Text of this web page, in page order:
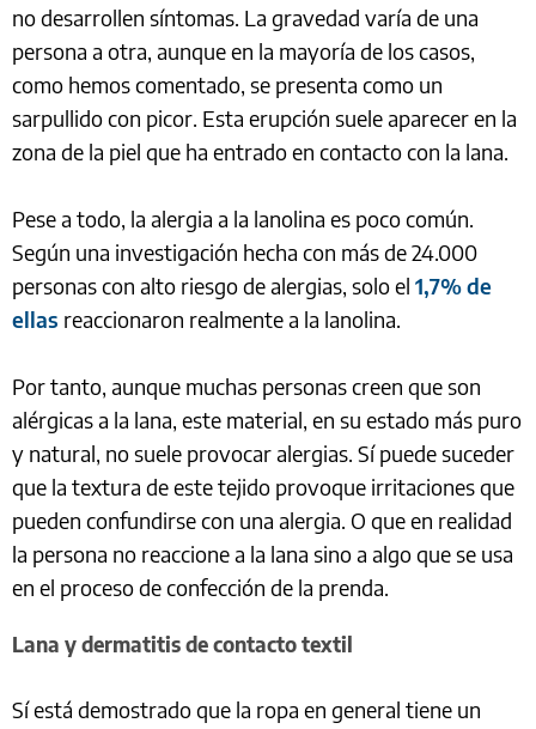
no desarrollen síntomas. La gravedad varía de una
persona a otra, aunque en la mayoría de los casos,
como hemos comentado, se presenta como un
sarpullido con picor. Esta erupción suele aparecer en la
zona de la piel que ha entrado en contacto con la lana.
Pese a todo, la alergia a la lanolina es poco común.
Según una investigación hecha con más de 24.000
personas con alto riesgo de alergias, solo el 1,7% de
ellas reaccionaron realmente a la lanolina.
Por tanto, aunque muchas personas creen que son
alérgicas a la lana, este material, en su estado más puro
y natural, no suele provocar alergias. Sí puede suceder
que la textura de este tejido provoque irritaciones que
pueden confundirse con una alergia. O que en realidad
la persona no reaccione a la lana sino a algo que se usa
en el proceso de confección de la prenda.
Lana y dermatitis de contacto textil
Sí está demostrado que la ropa en general tiene un